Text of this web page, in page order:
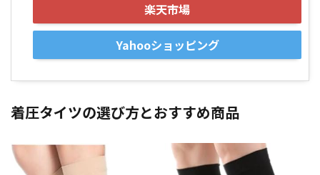
楽天市場
Yahooショッピング
着圧タイツの選び方とおすすめ商品